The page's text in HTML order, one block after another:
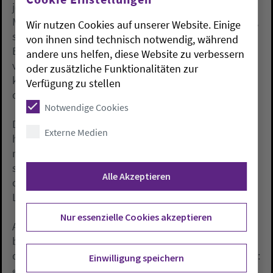
jedoch ausdrücklich beim Namen zu nennen.
Manchmal könne das ganze Leben ins Chaos stürzen,
sagt sie: «Ich habe da inzwischen so einige
Erfahrungen gemacht in den letzten Monaten, da
verstehst du einfach nicht, wie so etwas passieren
kann. Und du weißt nicht, wo die Reise hin geht in
deinem Leben.»
Draußen regnet es in Strömen. «Sie können von
hinten noch reinkommen, damit keiner glaubt, er
müsse im Regen stehen», ruft sie den Besuchern
souverän moderierend schon eine halbe Stunde vor
dem Orgelvorspiel zu. Eine Außenübertragung über
Lautsprecher muss wegen des Wetters ausfallen.
Am Schluss dann ein Moment, der sie besonders
berührt: «Möge die Straße uns zusammenführen, und
der Wind in Deinem Rücken sein,» singt die Gemeinde:
Wir nutzen Cookies auf unserer Website. Einige
von ihnen sind technisch notwendig, während
andere uns helfen, diese Website zu verbessern
oder zusätzliche Funktionalitäten zur
Verfügung zu stellen
Notwendige Cookies
Externe Medien
Alle Akzeptieren
Nur essenzielle Cookies akzeptieren
Einwilligung speichern